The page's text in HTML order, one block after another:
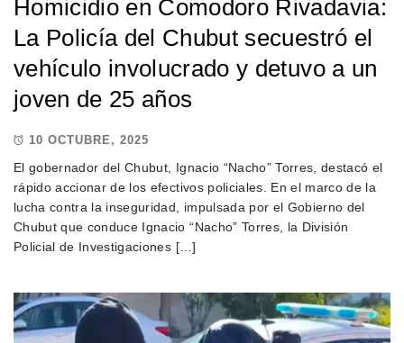
Homicidio en Comodoro Rivadavia:
La Policía del Chubut secuestró el
vehículo involucrado y detuvo a un
joven de 25 años
10 OCTUBRE, 2025
El gobernador del Chubut, Ignacio “Nacho” Torres, destacó el
rápido accionar de los efectivos policiales. En el marco de la
lucha contra la inseguridad, impulsada por el Gobierno del
Chubut que conduce Ignacio “Nacho” Torres, la División
Policial de Investigaciones […]